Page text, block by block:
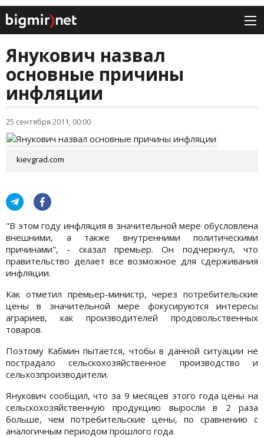
Янукович назвал
основные причины
инфляции
25 сентября 2011, 00:00
kievgrad.com
"В этом году инфляция в значительной мере обусловлена
внешними, а также внутренними политическими
причинами", - сказал премьер. Он подчеркнул, что
правительство делает все возможное для сдерживания
инфляции.
Как отметил премьер-министр, через потребительские
цены в значительной мере фокусируются интересы
аграриев, как производителей продовольственных
товаров.
Поэтому Кабмин пытается, чтобы в данной ситуации не
пострадало сельскохозяйственное производство и
сельхозпроизводители.
Янукович сообщил, что за 9 месяцев этого года цены на
сельскохозяйственную продукцию выросли в 2 раза
больше, чем потребительские цены, по сравнению с
аналогичным периодом прошлого года.